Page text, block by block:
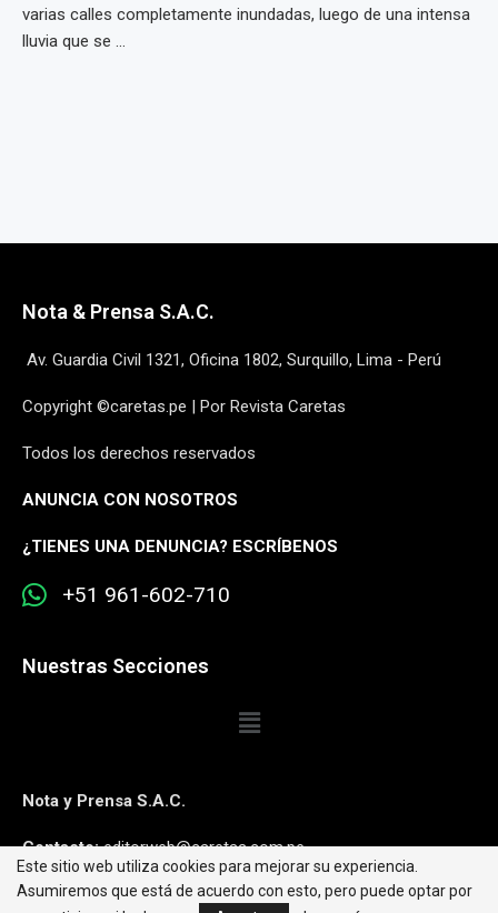
varias calles completamente inundadas, luego de una intensa
lluvia que se ...
Nota & Prensa S.A.C.
Av. Guardia Civil 1321, Oficina 1802, Surquillo, Lima - Perú
Copyright ©caretas.pe | Por Revista Caretas
Todos los derechos reservados
ANUNCIA CON NOSOTROS
¿TIENES UNA DENUNCIA? ESCRÍBENOS
+51 961-602-710
Nuestras Secciones
Nota y Prensa S.A.C.
Contacto:editorweb@caretas.com.pe
Síguenos:
Este sitio web utiliza cookies para mejorar su experiencia.
Asumiremos que está de acuerdo con esto, pero puede optar por